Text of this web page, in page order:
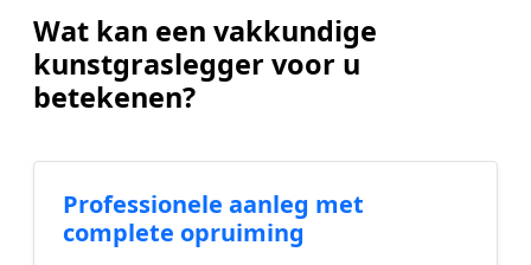
Wat kan een vakkundige
kunstgraslegger voor u
betekenen?
Professionele aanleg met
complete opruiming